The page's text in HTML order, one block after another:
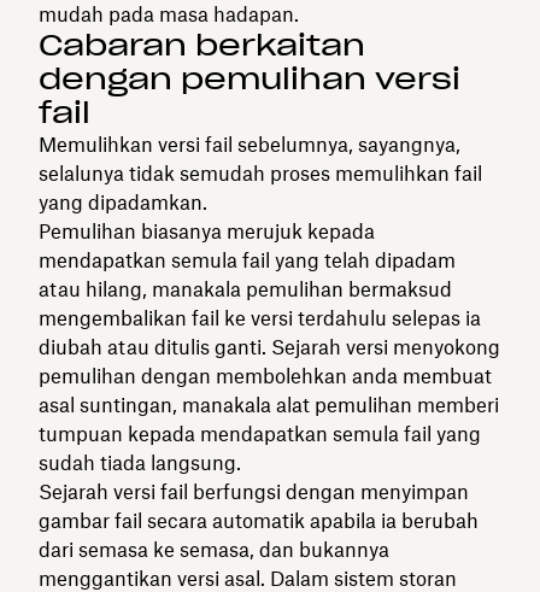
mudah pada masa hadapan.
Cabaran berkaitan
dengan pemulihan versi
fail
Memulihkan versi fail sebelumnya, sayangnya,
selalunya tidak semudah proses memulihkan fail
yang dipadamkan.
Pemulihan biasanya merujuk kepada
mendapatkan semula fail yang telah dipadam
atau hilang, manakala pemulihan bermaksud
mengembalikan fail ke versi terdahulu selepas ia
diubah atau ditulis ganti. Sejarah versi menyokong
pemulihan dengan membolehkan anda membuat
asal suntingan, manakala alat pemulihan memberi
tumpuan kepada mendapatkan semula fail yang
sudah tiada langsung.
Sejarah versi fail berfungsi dengan menyimpan
gambar fail secara automatik apabila ia berubah
dari semasa ke semasa, dan bukannya
menggantikan versi asal. Dalam sistem storan